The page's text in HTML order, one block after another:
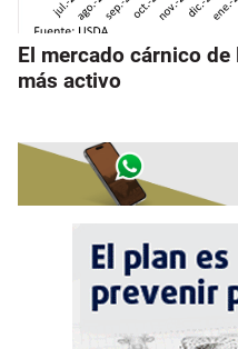
El mercado cárnico de
más activo